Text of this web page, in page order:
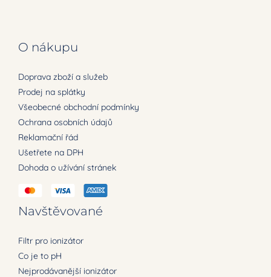
O nákupu
Doprava zboží a služeb
Prodej na splátky
Všeobecné obchodní podmínky
Ochrana osobních údajů
Reklamační řád
Ušetřete na DPH
Dohoda o užívání stránek
Navštěvované
Filtr pro ionizátor
Co je to pH
Nejprodávanější ionizátor